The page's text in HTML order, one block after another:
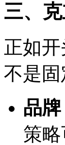
三、
正如
不是
品牌
策略